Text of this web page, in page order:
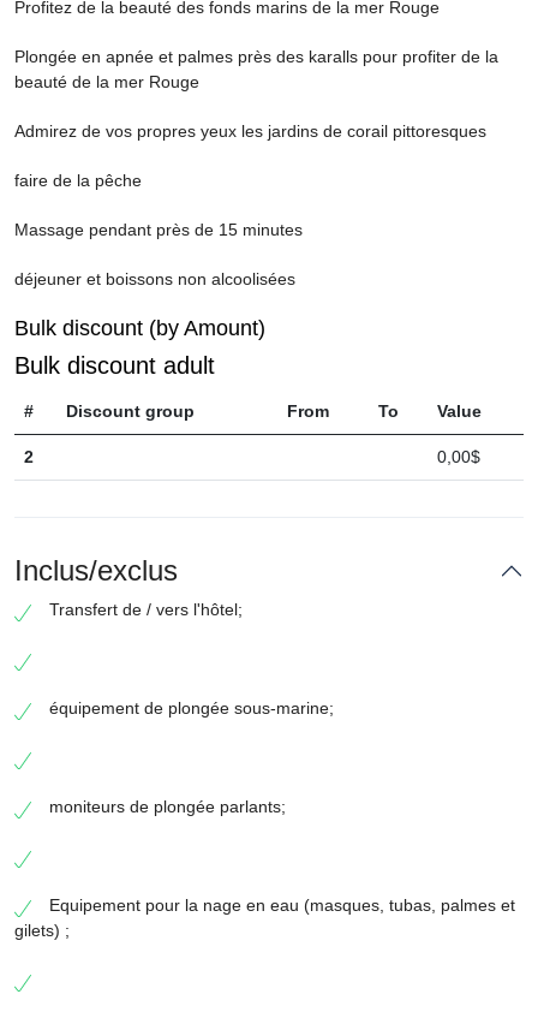
Profitez de la beauté des fonds marins de la mer Rouge
Plongée en apnée et palmes près des karalls pour profiter de la
beauté de la mer Rouge
Admirez de vos propres yeux les jardins de corail pittoresques
faire de la pêche
Massage pendant près de 15 minutes
déjeuner et boissons non alcoolisées
Bulk discount (by Amount)
Bulk discount adult
# Discount group From To Value
2 0,00$
Inclus/exclus
Transfert de / vers l'hôtel;
équipement de plongée sous-marine;
moniteurs de plongée parlants;
Equipement pour la nage en eau (masques, tubas, palmes et
gilets) ;